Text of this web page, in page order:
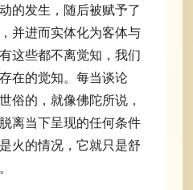
的发生，随后被赋予了
并进而实体化为客体与
这些都不离觉知，我们
在的觉知。每当谈论
俗的，就像佛陀所说，
离当下呈现的任何条件
火的情况，它就只是舒